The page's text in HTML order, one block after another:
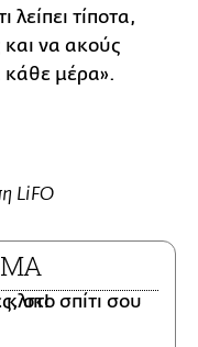
λείπει τίποτα,
και να ακούς
μέρα».
LiFO